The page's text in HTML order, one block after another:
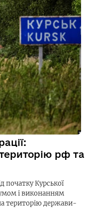
рф та
початку Курської
і виконанням
територію держави-